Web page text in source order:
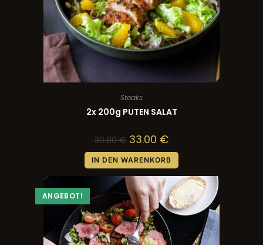
Steaks
2x 200g PUTEN SALAT
39.80€ 33.00 €
IN DEN WARENKORB
ANGEBOT!